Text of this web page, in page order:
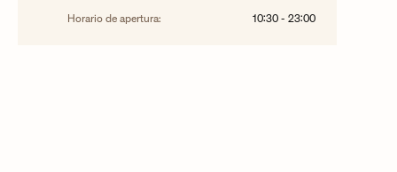
Horario de apertura:
10:30 - 23:00